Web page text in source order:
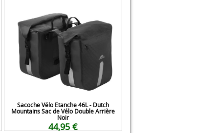
Sacoche Vélo Etanche 46L - Dutch
Mountains Sac de Vélo Double Arrière
Noir
44,95 €